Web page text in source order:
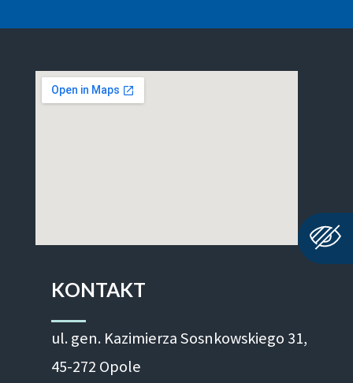
KONTAKT
ul. gen. Kazimierza Sosnkowskiego 31,
45-272 Opole